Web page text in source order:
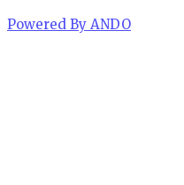
Powered By ANDO